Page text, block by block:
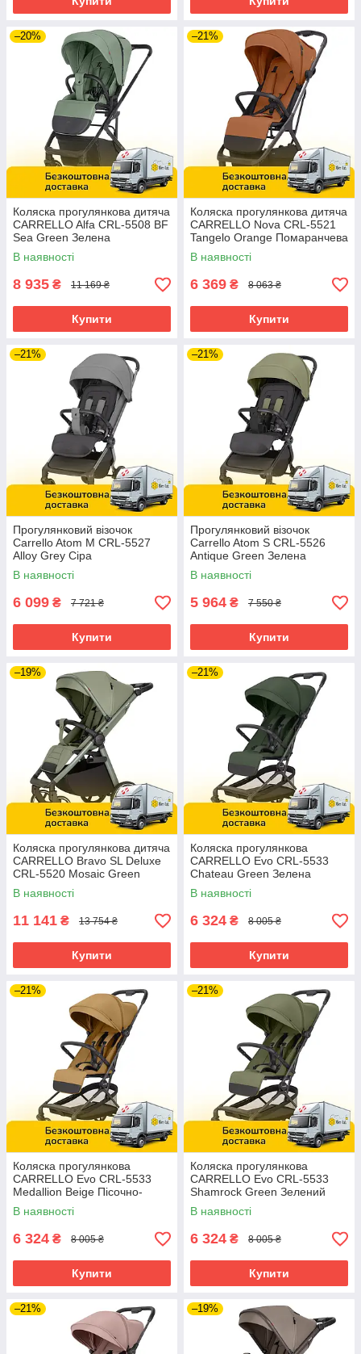
–20%
Коляска прогулянкова дитяча
CARRELLO Alfa CRL-5508 BF
Sea Green Зелена
В наявності
8 935 ₴ 11 169 ₴
Купити
–21%
Коляска прогулянкова дитяча
CARRELLO Nova CRL-5521
Tangelo Orange Помаранчева
В наявності
6 369 ₴ 8 063 ₴
Купити
–21%
Прогулянковий візочок
Carrello Atom M CRL-5527
Alloy Grey Сіра
В наявності
6 099 ₴ 7 721 ₴
Купити
–21%
Прогулянковий візочок
Carrello Atom S CRL-5526
Antique Green Зелена
В наявності
5 964 ₴ 7 550 ₴
Купити
–19%
Коляска прогулянкова дитяча
CARRELLO Bravo SL Deluxe
CRL-5520 Mosaic Green
Зелена
В наявності
11 141 ₴ 13 754 ₴
Купити
–21%
Коляска прогулянкова
CARRELLO Evo CRL-5533
Chateau Green Зелена
В наявності
6 324 ₴ 8 005 ₴
Купити
–21%
Коляска прогулянкова
CARRELLO Evo CRL-5533
Medallion Beige Пісочно-
бежевий
В наявності
6 324 ₴ 8 005 ₴
Купити
–21%
Коляска прогулянкова
CARRELLO Evo CRL-5533
Shamrock Green Зелений
В наявності
6 324 ₴ 8 005 ₴
Купити
–21% –19%